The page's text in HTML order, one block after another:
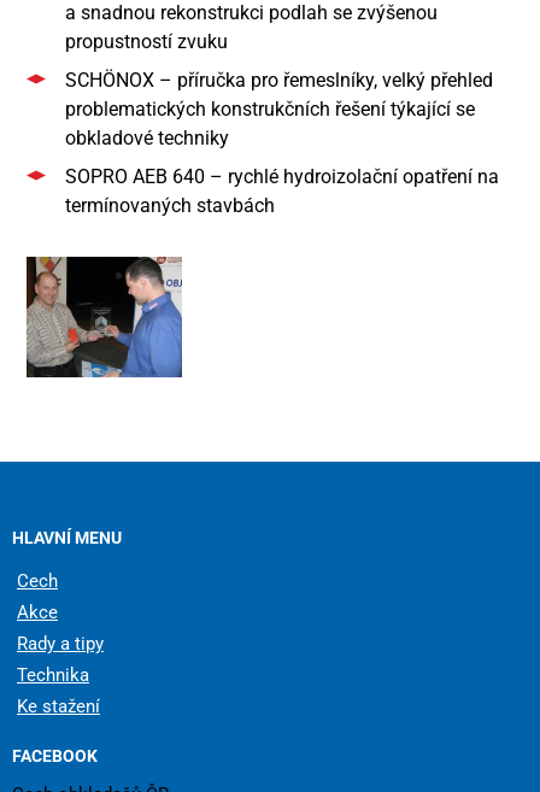
a snadnou rekonstrukci podlah se zvýšenou
propustností zvuku
SCHÖNOX – příručka pro řemeslníky, velký přehled
problematických konstrukčních řešení týkající se
obkladové techniky
SOPRO AEB 640 – rychlé hydroizolační opatření na
termínovaných stavbách
HLAVNÍ MENU
Cech
Akce
Rady a tipy
Technika
Ke stažení
FACEBOOK